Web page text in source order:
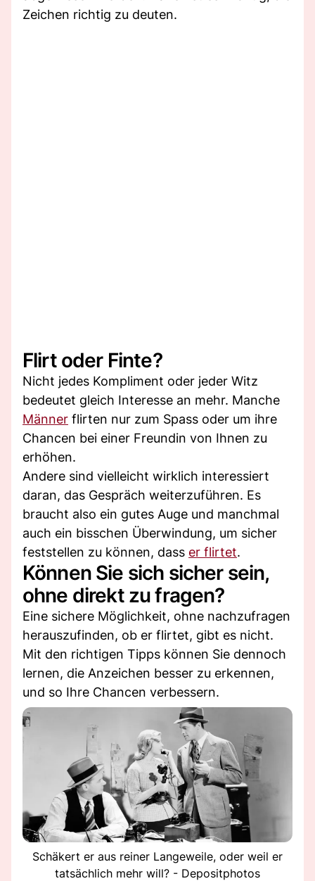
Zeichen richtig zu deuten.
Flirt oder Finte?
Nicht jedes Kompliment oder jeder Witz
bedeutet gleich Interesse an mehr. Manche
Männer flirten nur zum Spass oder um ihre
Chancen bei einer Freundin von Ihnen zu
erhöhen.
Andere sind vielleicht wirklich interessiert
daran, das Gespräch weiterzuführen. Es
braucht also ein gutes Auge und manchmal
auch ein bisschen Überwindung, um sicher
feststellen zu können, dass er flirtet.
Können Sie sich sicher sein,
ohne direkt zu fragen?
Eine sichere Möglichkeit, ohne nachzufragen
herauszufinden, ob er flirtet, gibt es nicht.
Mit den richtigen Tipps können Sie dennoch
lernen, die Anzeichen besser zu erkennen,
und so Ihre Chancen verbessern.
Schäkert er aus reiner Langeweile, oder weil er
tatsächlich mehr will? - Depositphotos